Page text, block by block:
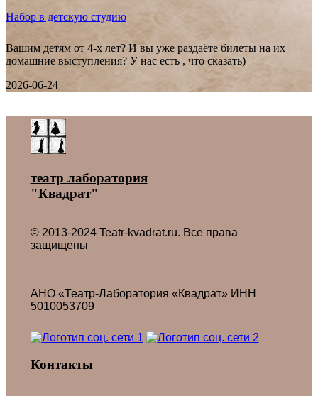
Набор в детскую студию
Вашим детям от 4-х лет? И вы уже раздаёте билеты на их
домашние выступления? У нас есть , что сказать)
2026-06-24
театр лаборатория
"Квадрат"
© 2013-2024 Teatr-kvadrat.ru. Все права
защищены
АНО «Театр-Лаборатория «Квадрат» ИНН
5010053709
Контакты